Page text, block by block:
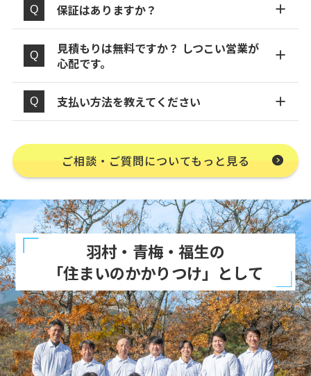
保証はありますか？
見積もりは無料ですか？ しつこい営業が
心配です。
支払い方法を教えてください
ご相談・ご質問についてもっと見る
羽村・青梅・福生の
「住まいのかかりつけ」として